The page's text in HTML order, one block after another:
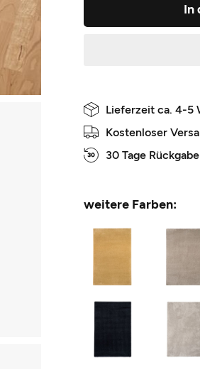
In
Lieferzeit ca. 4-5
Kostenloser
30 Tage
weitere Farben: